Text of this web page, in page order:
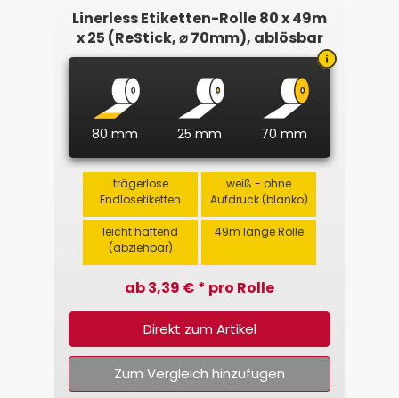
Linerless Etiketten-Rolle 80 x 49m
x 25 (ReStick, ⌀ 70mm), ablösbar
80 mm 25 mm 70 mm
trägerlose
Endlosetiketten
weiß - ohne
Aufdruck (blanko)
leicht haftend
(abziehbar)
49m lange Rolle
ab 3,39 € * pro Rolle
Direkt zum Artikel
Zum Vergleich hinzufügen